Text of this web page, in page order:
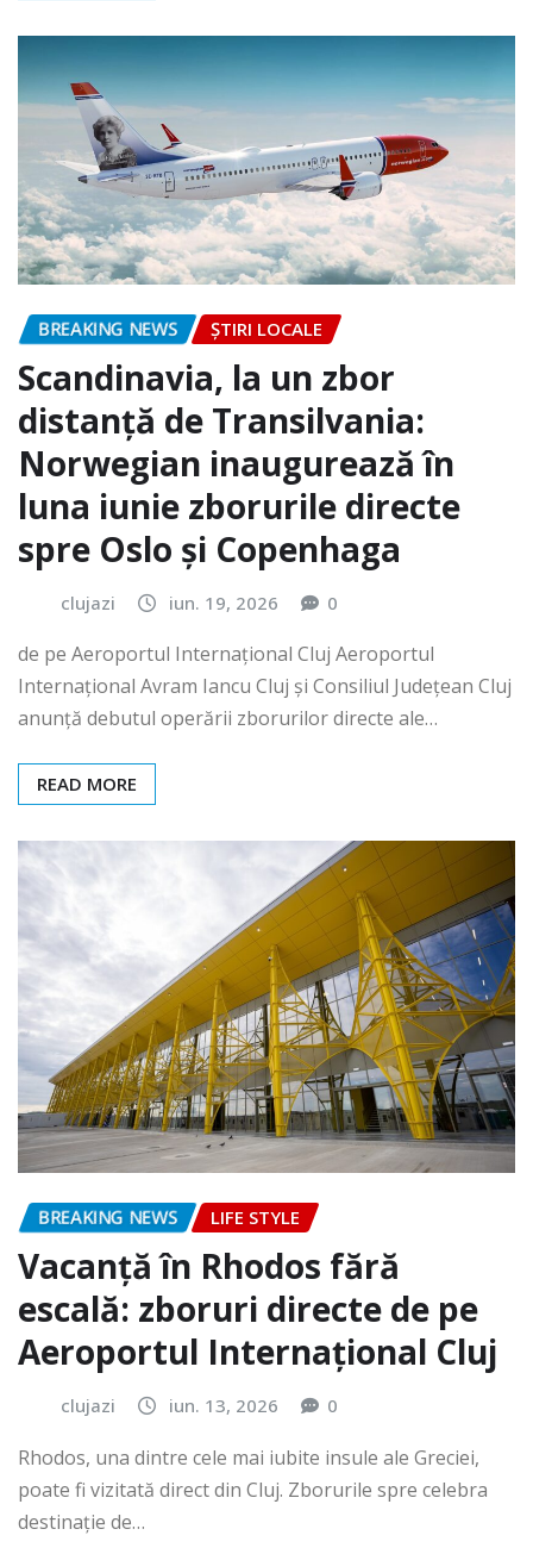
BREAKING NEWS ȘTIRI LOCALE
Scandinavia, la un zbor
distanță de Transilvania:
Norwegian inaugurează în
luna iunie zborurile directe
spre Oslo și Copenhaga
clujazi iun. 19, 2026 0
de pe Aeroportul Internaţional Cluj Aeroportul
Internațional Avram Iancu Cluj și Consiliul Județean Cluj
anunță debutul operării zborurilor directe ale…
READ MORE
BREAKING NEWS LIFE STYLE
Vacanță în Rhodos fără
escală: zboruri directe de pe
Aeroportul Internațional Cluj
clujazi iun. 13, 2026 0
Rhodos, una dintre cele mai iubite insule ale Greciei,
poate fi vizitată direct din Cluj. Zborurile spre celebra
destinație de…